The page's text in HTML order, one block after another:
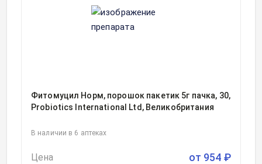
Фитомуцил Норм, порошок пакетик 5г пачка, 30,
Probiotics International Ltd, Великобритания
В наличии в 6 аптеках
Цена от 954 ₽